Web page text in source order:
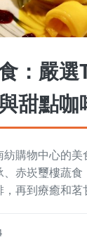
：嚴選
甜點咖
紡購物中心的
、赤崁璽樓蔬
再到療癒和茗